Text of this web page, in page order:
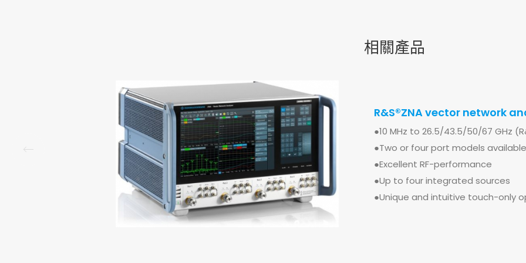
相關產品
R&S®ZNA vector network
●10 MHz to 26.5/43.5/50/67 GHz
●Two or four port models available
●Excellent RF-performance
●Up to four integrated sources
●Unique and intuitive touch-only
●Frequency range: 9 kHz to 8.5
●Up to 24 ports with fully phase
●Dynamic range of up to 140 dB
●Short sweep times of 1.7 ms
models)
●3 year warranty extension
R&S®ZNB vector network
●Frequency range from 9 kHz up
●2 or 4 ports
●Wide dynamic range of up to 140
●Short sweep times, e.g. 4 ms for
●Wide power sweep range of 98